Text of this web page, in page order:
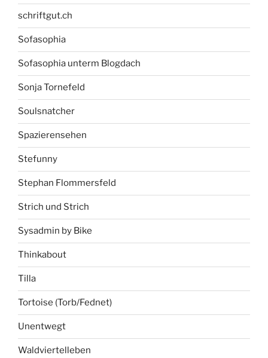
schriftgut.ch
Sofasophia
Sofasophia unterm Blogdach
Sonja Tornefeld
Soulsnatcher
Spazierensehen
Stefunny
Stephan Flommersfeld
Strich und Strich
Sysadmin by Bike
Thinkabout
Tilla
Tortoise (Torb/Fednet)
Unentwegt
Waldviertelleben